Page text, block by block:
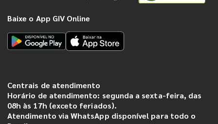
Baixe o App GIV Online
Centrais de atendimento
Horário de atendimento: segunda a sexta-feira, das
08h às 17h (exceto feriados).
Atendimento via WhatsApp disponível para todo o